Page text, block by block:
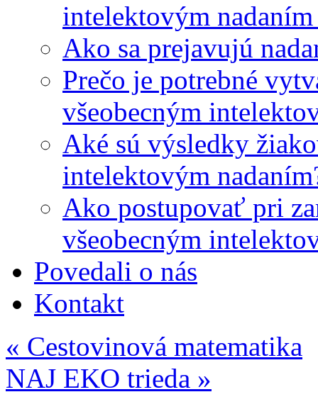
intelektovým
Ako sa prejavujú
Prečo je potrebné
všeobecným
Aké sú výsledky
intelektovým
Ako postupovať pri
všeobecným
Povedali o nás
Kontakt
« Cestovinová matematika
NAJ EKO trieda »